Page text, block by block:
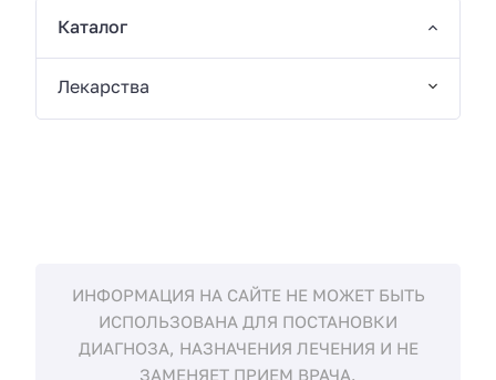
Каталог
Лекарства
ИНФОРМАЦИЯ НА САЙТЕ НЕ МОЖЕТ БЫТЬ
ИСПОЛЬЗОВАНА ДЛЯ ПОСТАНОВКИ
ДИАГНОЗА, НАЗНАЧЕНИЯ ЛЕЧЕНИЯ И НЕ
ЗАМЕНЯЕТ ПРИЕМ ВРАЧА.